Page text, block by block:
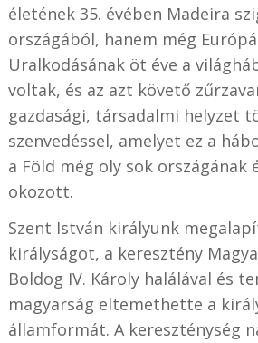
életének 35. évében Madeira
országából, hanem még
Uralkodásának öt éve a
voltak, és az azt követő
gazdasági, társadalmi helyzet
szenvedéssel, amelyet ez a
a Föld még oly sok országának
okozott.
Szent István királyunk
királyságot, a keresztény
Boldog IV. Károly halálával és
magyarság eltemethette a
államformát. A kereszténység